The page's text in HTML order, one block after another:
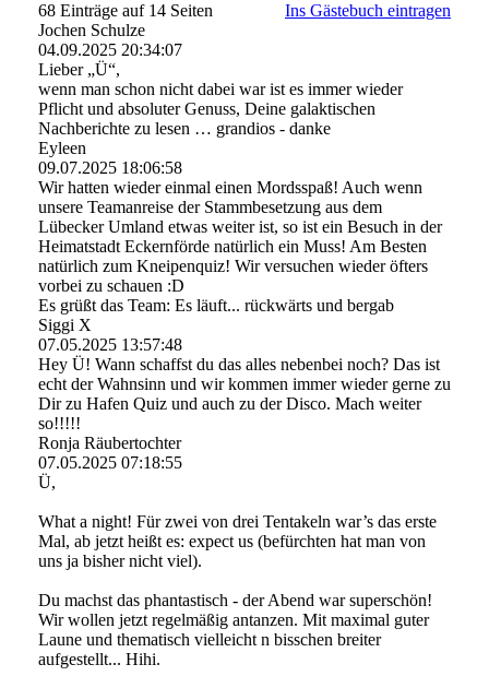
68 Einträge auf 14 Seiten
Ins Gästebuch eintragen
Jochen Schulze
04.09.2025 20:34:07
Lieber „Ü“,
wenn man schon nicht dabei war ist es immer wieder
Pflicht und absoluter Genuss, Deine galaktischen
Nachberichte zu lesen … grandios - danke
Eyleen
09.07.2025 18:06:58
Wir hatten wieder einmal einen Mordsspaß! Auch wenn
unsere Teamanreise der Stammbesetzung aus dem
Lübecker Umland etwas weiter ist, so ist ein Besuch in der
Heimatstadt Eckernförde natürlich ein Muss! Am Besten
natürlich zum Kneipenquiz! Wir versuchen wieder öfters
vorbei zu schauen :D
Es grüßt das Team: Es läuft... rückwärts und bergab
Siggi X
07.05.2025 13:57:48
Hey Ü! Wann schaffst du das alles nebenbei noch? Das ist
echt der Wahnsinn und wir kommen immer wieder gerne zu
Dir zu Hafen Quiz und auch zu der Disco. Mach weiter
so!!!!!
Ronja Räubertochter
07.05.2025 07:18:55
Ü,
What a night! Für zwei von drei Tentakeln war’s das erste
Mal, ab jetzt heißt es: expect us (befürchten hat man von
uns ja bisher nicht viel).
Du machst das phantastisch - der Abend war superschön!
Wir wollen jetzt regelmäßig antanzen. Mit maximal guter
Laune und thematisch vielleicht n bisschen breiter
aufgestellt... Hihi.